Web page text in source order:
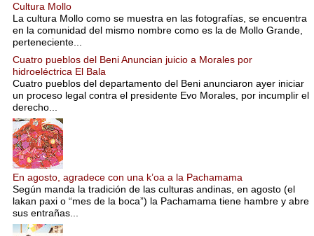
Cultura Mollo
La cultura Mollo como se muestra en las fotografías, se encuentra
en la comunidad del mismo nombre como es la de Mollo Grande,
perteneciente...
Cuatro pueblos del Beni Anuncian juicio a Morales por
hidroeléctrica El Bala
Cuatro pueblos del departamento del Beni anunciaron ayer iniciar
un proceso legal contra el presidente Evo Morales, por incumplir el
derecho...
En agosto, agradece con una k’oa a la Pachamama
Según manda la tradición de las culturas andinas, en agosto (el
lakan paxi o “mes de la boca”) la Pachamama tiene hambre y abre
sus entrañas...